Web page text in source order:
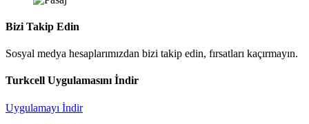
Bizi Takip Edin
Sosyal medya hesaplarımızdan bizi takip edin, fırsatları kaçırmayın.
Turkcell Uygulamasını İndir
Uygulamayı İndir